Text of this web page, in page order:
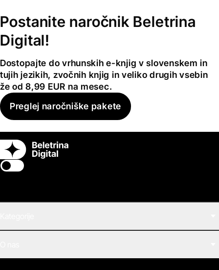
Postanite naročnik Beletrina
Digital!
Dostopajte do vrhunskih e-knjig v slovenskem in
tujih jezikih, zvočnih knjig in veliko drugih vsebin
že od 8,99 EUR na mesec.
Preglej naročniške pakete
Switch theme
Zvočne knjige